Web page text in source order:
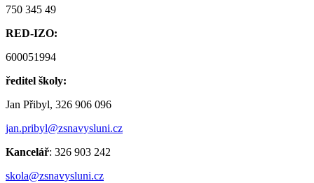
750 345 49
RED-IZO:
600051994
ředitel školy:
Jan Přibyl, 326 906 096
jan.pribyl@zsnavysluni.cz
Kancelář: 326 903 242
skola@zsnavysluni.cz